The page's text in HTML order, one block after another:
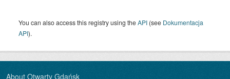
You can also access this registry using theAPI (see Dokumentacja
API).
About Otwarty Gdańsk